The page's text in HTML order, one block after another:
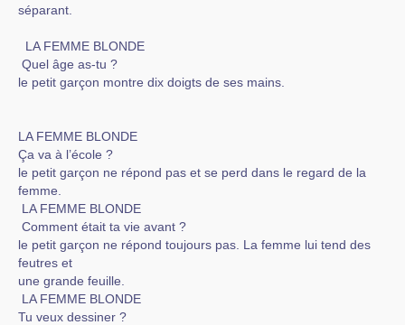
séparant.
LA FEMME BLONDE
Quel âge as-tu ?
le petit garçon montre dix doigts de ses mains.
LA FEMME BLONDE
Ça va à l’école ?
le petit garçon ne répond pas et se perd dans le regard de la
femme.
LA FEMME BLONDE
Comment était ta vie avant ?
le petit garçon ne répond toujours pas. La femme lui tend des
feutres et
une grande feuille.
LA FEMME BLONDE
Tu veux dessiner ?